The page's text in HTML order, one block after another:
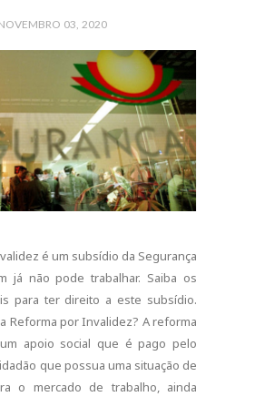
03, 2020
é um subsídio da Segurança
já não pode trabalhar. Saiba os
para ter direito a este subsídio.
Reforma por Invalidez? A reforma
apoio social que é pago pelo
que possua uma situação de
o mercado de trabalho, ainda